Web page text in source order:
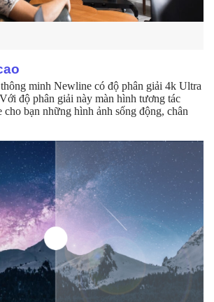
minh Newline có độ phân giải 4k Ultra
độ phân giải này màn hình tương tác
bạn những hình ảnh sống động, chân